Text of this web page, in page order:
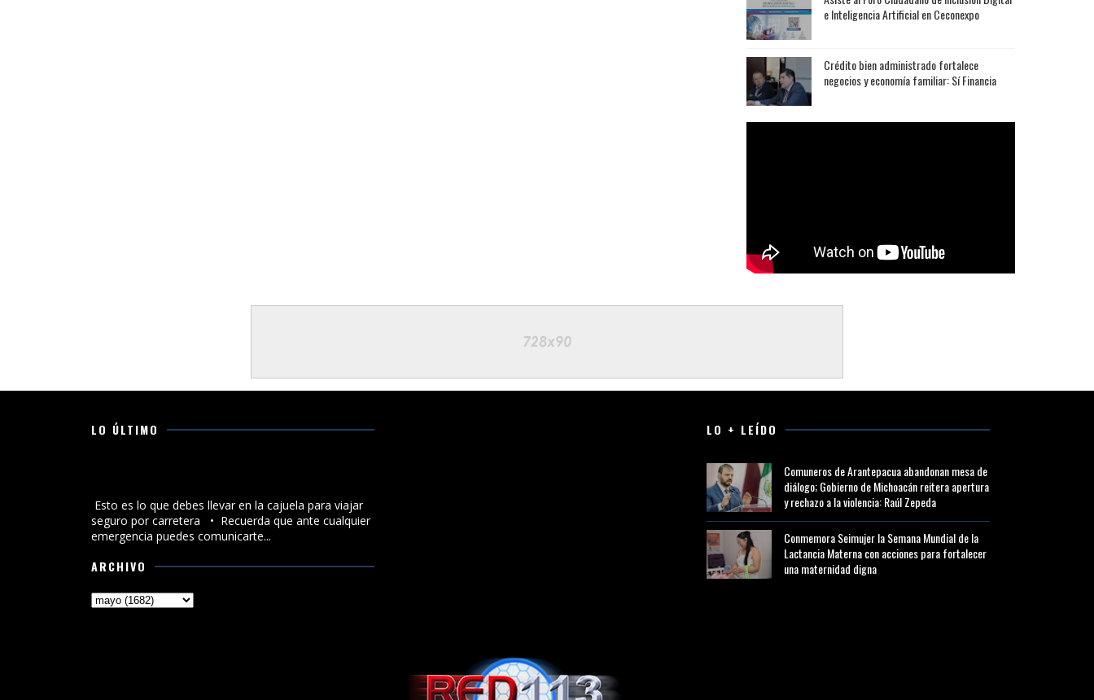
e Inteligencia Artificial en Ceconexpo
Crédito bien administrado fortalece
negocios y economía familiar: Sí Financia
LO ÚLTIMO
Esto es lo que debes llevar en la cajuela para viajar
seguro por carretera •⁠ ⁠Recuerda que ante cualquier
emergencia puedes comunicarte...
ARCHIVO
LO + LEÍDO
Comuneros de Arantepacua abandonan mesa de
diálogo; Gobierno de Michoacán reitera apertura
y rechazo a la violencia: Raúl Zepeda
Conmemora Seimujer la Semana Mundial de la
Lactancia Materna con acciones para fortalecer
una maternidad digna